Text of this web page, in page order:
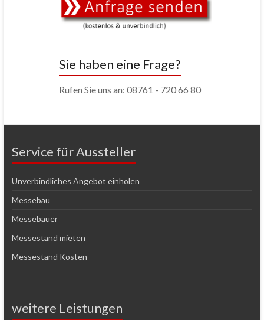
Sie haben eine Frage?
Rufen Sie uns an: 08761 - 720 66 80
Service für Aussteller
Unverbindliches Angebot einholen
Messebau
Messebauer
Messestand mieten
Messestand Kosten
weitere Leistungen